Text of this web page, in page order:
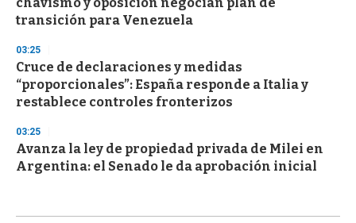
chavismo y oposición negocian plan de
transición para Venezuela
03:25
Cruce de declaraciones y medidas
“proporcionales”: España responde a Italia y
restablece controles fronterizos
03:25
Avanza la ley de propiedad privada de Milei en
Argentina: el Senado le da aprobación inicial